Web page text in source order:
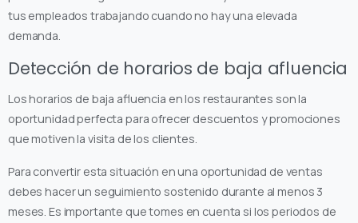
tus empleados trabajando cuando no hay una elevada
demanda.
Detección de horarios de baja afluencia
Los horarios de baja afluencia en los restaurantes son la
oportunidad perfecta para ofrecer descuentos y promociones
que motiven la visita de los clientes.
Para convertir esta situación en una oportunidad de ventas
debes hacer un seguimiento sostenido durante al menos 3
meses. Es importante que tomes en cuenta si los periodos de